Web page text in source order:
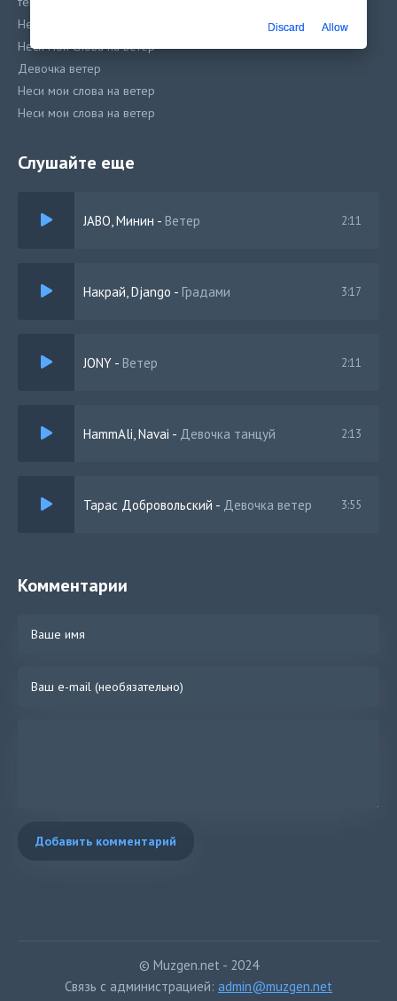
Неси мои слова на ветер
Неси мои слова на ветер
Девочка ветер
Неси мои слова на ветер
Неси мои слова на ветер
Слушайте еще
JABO, Минин - Ветер 2:11
Накрай, Django - Градами 3:17
JONY - Ветер 2:11
HammAli, Navai - Девочка танцуй 2:13
Тарас Добровольский - Девочка ветер 3:55
Комментарии
Добавить комментарий
© Muzgen.net - 2024
Связь с администрацией: admin@muzgen.net
Discard Allow